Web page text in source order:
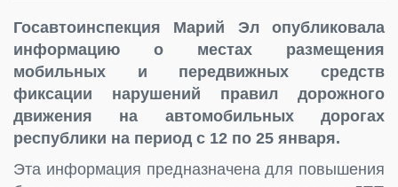
Госавтоинспекция Марий Эл опубликовала
информацию о местах размещения
мобильных и передвижных средств
фиксации нарушений правил дорожного
движения на автомобильных дорогах
республики на период с 12 по 25 января.
Эта информация предназначена для повышения